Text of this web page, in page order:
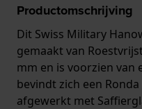
Productomschrijving
Dit Swiss Military
gemaakt van
mm en is voorzien van
bevindt zich een
afgewerkt met